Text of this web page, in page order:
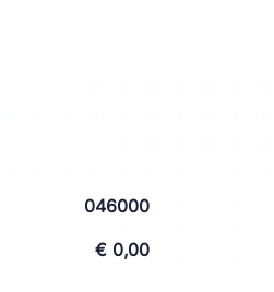
046000
€ 0,00